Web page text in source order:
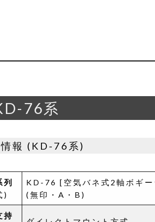
76系
報 (KD-76系)
列
)
KD-76 [空気バネ式2軸ボギ
(無印・A・B)
持